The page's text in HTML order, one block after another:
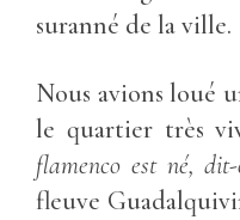
suranné de la ville.
Nous avions loué
le quartier très
flamenco est né,
fleuve